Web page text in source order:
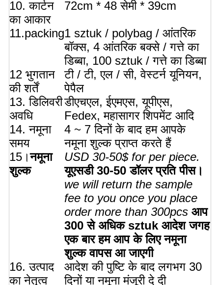
10. कार्टन
का आकार
72cm * 48 सेमी * 39cm
11.packing1 sztuk / polybag / आंतरिक
बॉक्स, 4 आंतरिक बक्से / गत्ते का
डिब्बा, 100 sztuk / गत्ते का डिब्बा
12 भुगतान
की शर्तें
टी / टी, एल / सी, वेस्टर्न यूनियन,
पेपैल
13. डिलिवरी
अवधि
डीएचएल, ईएमएस, यूपीएस,
Fedex, महासागर शिपमेंट आदि
14. नमूना
समय
4 ~ 7 दिनों के बाद हम आपके
नमूना शुल्क प्राप्त करते हैं
15।नमूना
शुल्क
USD 30-50$ for per piece.
यूएसडी 30-50 डॉलर प्रति पीस।
we will return the sample
fee to you once you place
order more than 300pcs आप
300 से अधिक sztuk आदेश जगह
एक बार हम आप के लिए नमूना
शुल्क वापस आ जाएगी
16. उत्पाद
का नेतृत्व
आदेश की पुष्टि के बाद लगभग 30
दिनों या नमूना मंजूरी दे दी